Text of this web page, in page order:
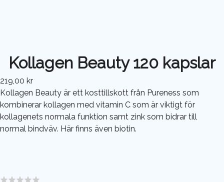
Kollagen Beauty 120 kapslar
219,00 kr
Kollagen Beauty är ett kosttillskott från Pureness som
kombinerar kollagen med vitamin C som är viktigt för
kollagenets normala funktion samt zink som bidrar till
normal bindväv. Här finns även biotin.